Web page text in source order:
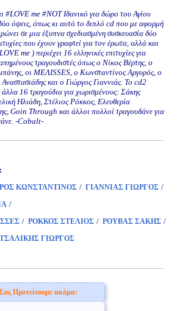
me #NOT Ιδανικό για δώρο του Αγίου
όψεις, όπως κι αυτό το διπλό cd που με αφορμή
σε μια έξυπνα σχεδιασμένη συσκευασία δύο
που έχουν γραφτεί για τον έρωτα, αλλά και
me ) περιέχει 16 ελληνικές επιτυχίες για
τραγουδιστές όπως ο Νίκος Βέρτης, ο
οι ΜΕΛΙSSES, ο Κωνσταντίνος Αργυρός, ο
και ο Γιώργος Γιαννιάς. Το cd2
16 τραγούδια για χωρισμένους: Σάκης
Ηλιάδη, Στέλιος Ρόκκος, Ελευθερία
Goin Through και άλλοι πολλοί τραγουδάνε για
-Cobalt-
ΚΩΝΣΤΑΝΤΙΝΟΣ / ΓΙΑΝΝΙΑΣ ΓΙΩΡΓΟΣ /
/
/ ΡΟΚΚΟΣ ΣΤΕΛΙΟΣ / ΡΟΥΒΑΣ ΣΑΚΗΣ /
ΤΣΑΛΙΚΗΣ ΓΙΩΡΓΟΣ
Προτείνουμε ακόμα: